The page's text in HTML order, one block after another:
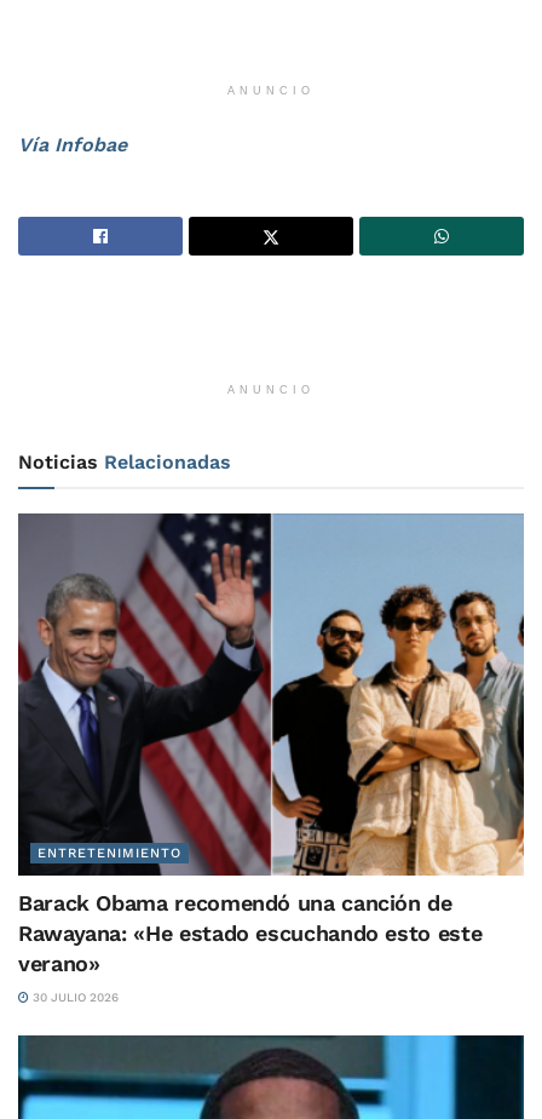
ANUNCIO
Vía Infobae
ANUNCIO
Noticias Relacionadas
ENTRETENIMIENTO
Barack Obama recomendó una canción de
Rawayana: «He estado escuchando esto este
verano»
30 JULIO 2026